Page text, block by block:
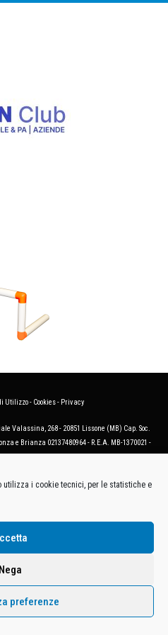
utilizza i cookie tecnici, per le statistiche e
Nega
preferenze
Utilizzo- Cookies- Privacy
Valassina, 268 - 20851 Lissone (MB) Cap. Soc.
e Brianza 02137480964 - R.E.A. MB-1370021 -